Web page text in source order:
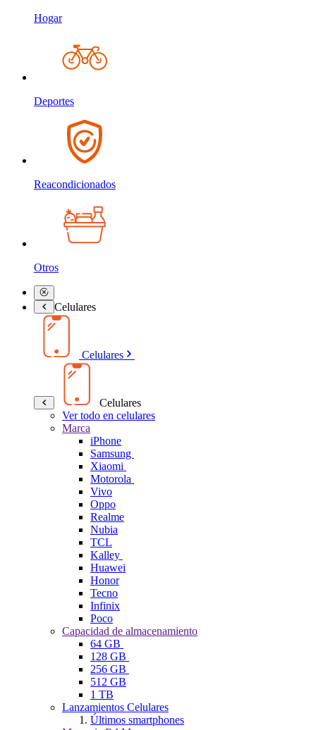
Hogar
Deportes
Reacondicionados
Otros
Celulares
Celulares
Celulares
Ver todo en celulares
Marca
iPhone
Samsung
Xiaomi
Motorola
Vivo
Oppo
Realme
Nubia
TCL
Kalley
Huawei
Honor
Tecno
Infinix
Poco
Capacidad de almacenamiento
64 GB
128 GB
256 GB
512 GB
1 TB
Lanzamientos Celulares
Últimos smartphones